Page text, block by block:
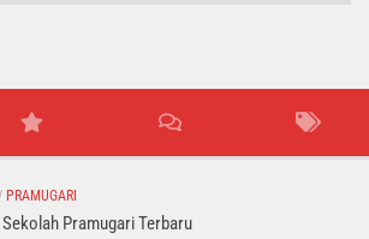
PRAMUGARI
Sekolah Pramugari Terbaru